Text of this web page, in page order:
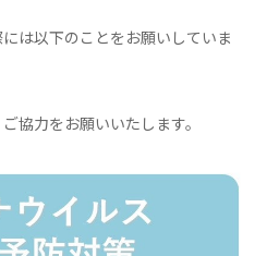
は以下のことをお願いしていま
協力をお願いいたします。